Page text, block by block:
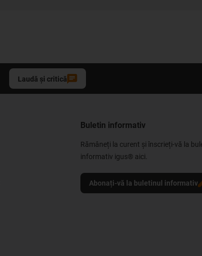
Laudă și critică
Buletin informativ
Rămâneți la curent și înscrieți-vă la
informativ igus® aici.
Abonați-vă la buletinul informativ